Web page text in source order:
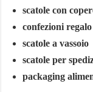
scatole con
confezioni regalo
scatole a vassoio
scatole per
packaging